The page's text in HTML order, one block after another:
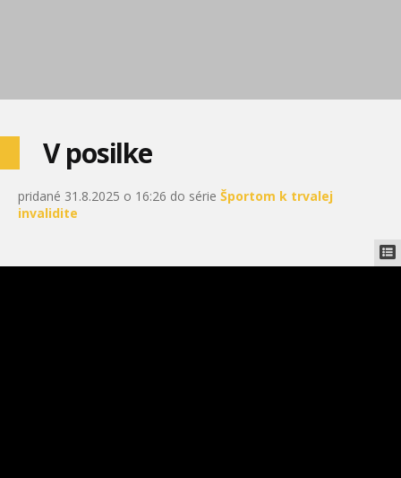
V posilke
pridané 31.8.2025 o 16:26 do série Športom k trvalej
invalidite